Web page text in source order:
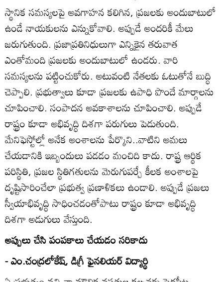
స్థానిక సమస్యలపై అవగాహన కలిగిన, ప్రజలకు అందుబాటులో
ఉండే నాయకులను ఎన్నుకోవాలి. అప్పుడే అందరికీ మేలు
జరుగుతుంది. ప్రజాప్రతినిధులుగా ఎన్నికైన తరువాత
ఎంతోమంది ప్రజలకు అందుబాటులో ఉండరు. వారి
సమస్యలను పట్టించుకోరు. అటువంటి నేతలకు ఓటుతోనే బుద్ధి
చెప్పాలి. ప్రభుత్వాలు కూడా ప్రజలకు ఉపాధి పొందే మార్గాలను
చూపించాలి. సంపాదన అవకాశాలను చూపించాలి. అప్పుడే
రాష్ట్రం కూడా అభివృద్ధి దిశగా పరుగులు పెడుతుంది.
మేనిఫెస్టోల్లో అనేక అంశాలను పేర్కొని..వాటిని అమలు
చేయడానికి ఇబ్బందులు పడడం మంచిది కాదు. రాష్ట్ర ఆర్థిక
పరిస్థితి, ప్రజల స్థితిగతులను మెరుగుపర్చే కీలక అంశాలపై
దృష్టిసారించేలా ప్రభుత్వ ప్రణాళికలు ఉండాలి. అప్పుడే ప్రజలు
స్వీయాభివృద్ధి సాధించడంతోపాటు రాష్ట్రం కూడా అభివృద్ధి
దిశగా అడుగులు వేస్తుంది.
అప్పులు చేసి పంపకాలు చేయడం సరికాదు
- ఎం.చంద్రలోకేష్‌, డిగ్రీ ఫైనలియర్‌ విద్యార్థి